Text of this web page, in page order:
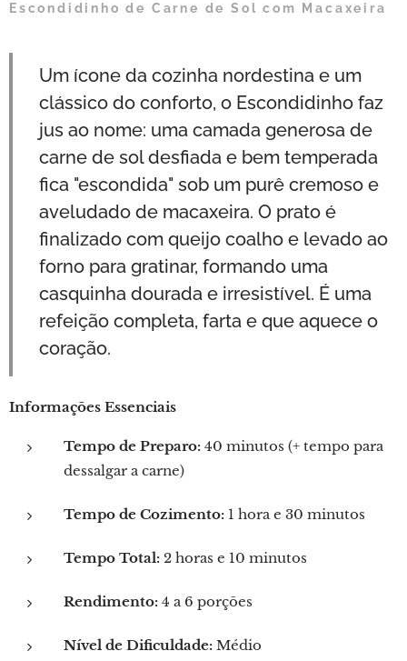
Escondidinho de Carne de Sol com Macaxeira
Um ícone da cozinha nordestina e um
clássico do conforto, o Escondidinho faz
jus ao nome: uma camada generosa de
carne de sol desfiada e bem temperada
fica "escondida" sob um purê cremoso e
aveludado de macaxeira. O prato é
finalizado com queijo coalho e levado ao
forno para gratinar, formando uma
casquinha dourada e irresistível. É uma
refeição completa, farta e que aquece o
coração.
Informações Essenciais
Tempo de Preparo: 40 minutos (+ tempo para
dessalgar a carne)
Tempo de Cozimento: 1 hora e 30 minutos
Tempo Total: 2 horas e 10 minutos
Rendimento: 4 a 6 porções
Nível de Dificuldade: Médio